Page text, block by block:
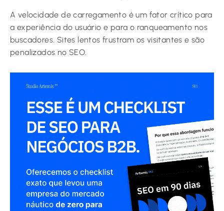
A velocidade de carregamento é um fator crítico para
a experiência do usuário e para o ranqueamento nos
buscadores. Sites lentos frustram os visitantes e são
penalizados no SEO.